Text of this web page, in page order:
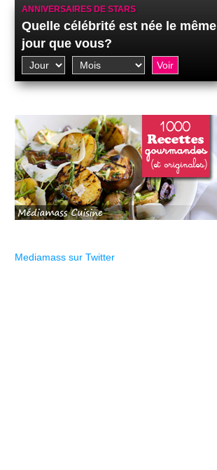
ANNIVERSAIRES DE STARS
Quelle célébrité est née le même
jour que vous?
Mediamass sur Twitter